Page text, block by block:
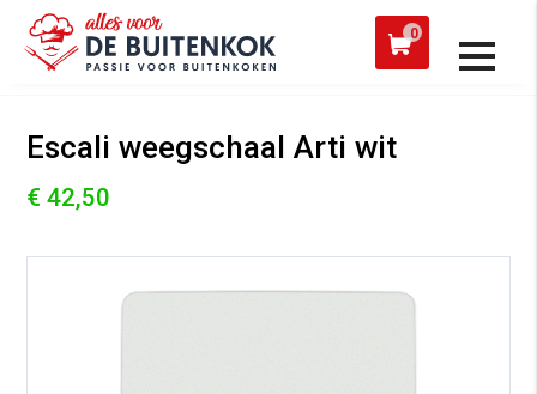
0
werkdag verzonden
Alle producten
Escali weegschaal Arti wit
€ 42,50